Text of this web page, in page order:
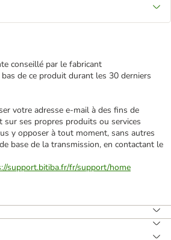
conseillé par le fabricant
de ce produit durant les 30 derniers
votre adresse e‑mail à des fins de
sur ses propres produits ou services
y opposer à tout moment, sans autres
base de la transmission, en contactant le
support.bitiba.fr/fr/support/home